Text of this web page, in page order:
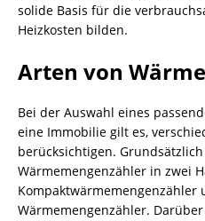
solide Basis für die
Heizkosten bilden.
Arten von
Bei der Auswahl eines
eine Immobilie gilt es,
berücksichtigen.
Wärmemengenzähler in zwei
Kompaktwärmemengenzähler
Wärmemengenzähler.